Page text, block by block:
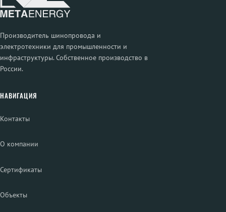
Производитель шинопровода и
электротехники для промышленности и
инфраструктуры. Собственное производство в
России.
НАВИГАЦИЯ
Контакты
О компании
Сертификаты
Объекты